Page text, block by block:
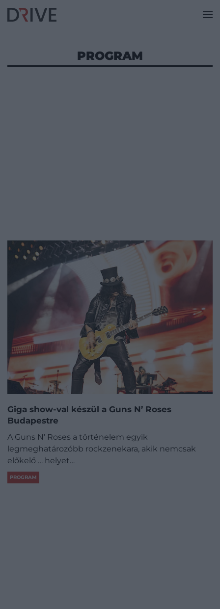
PROGRAM
Giga show-val készül a Guns N’ Roses
Budapestre
A Guns N’ Roses a történelem egyik
legmeghatározóbb rockzenekara, akik nemcsak
előkelő … helyet…
PROGRAM